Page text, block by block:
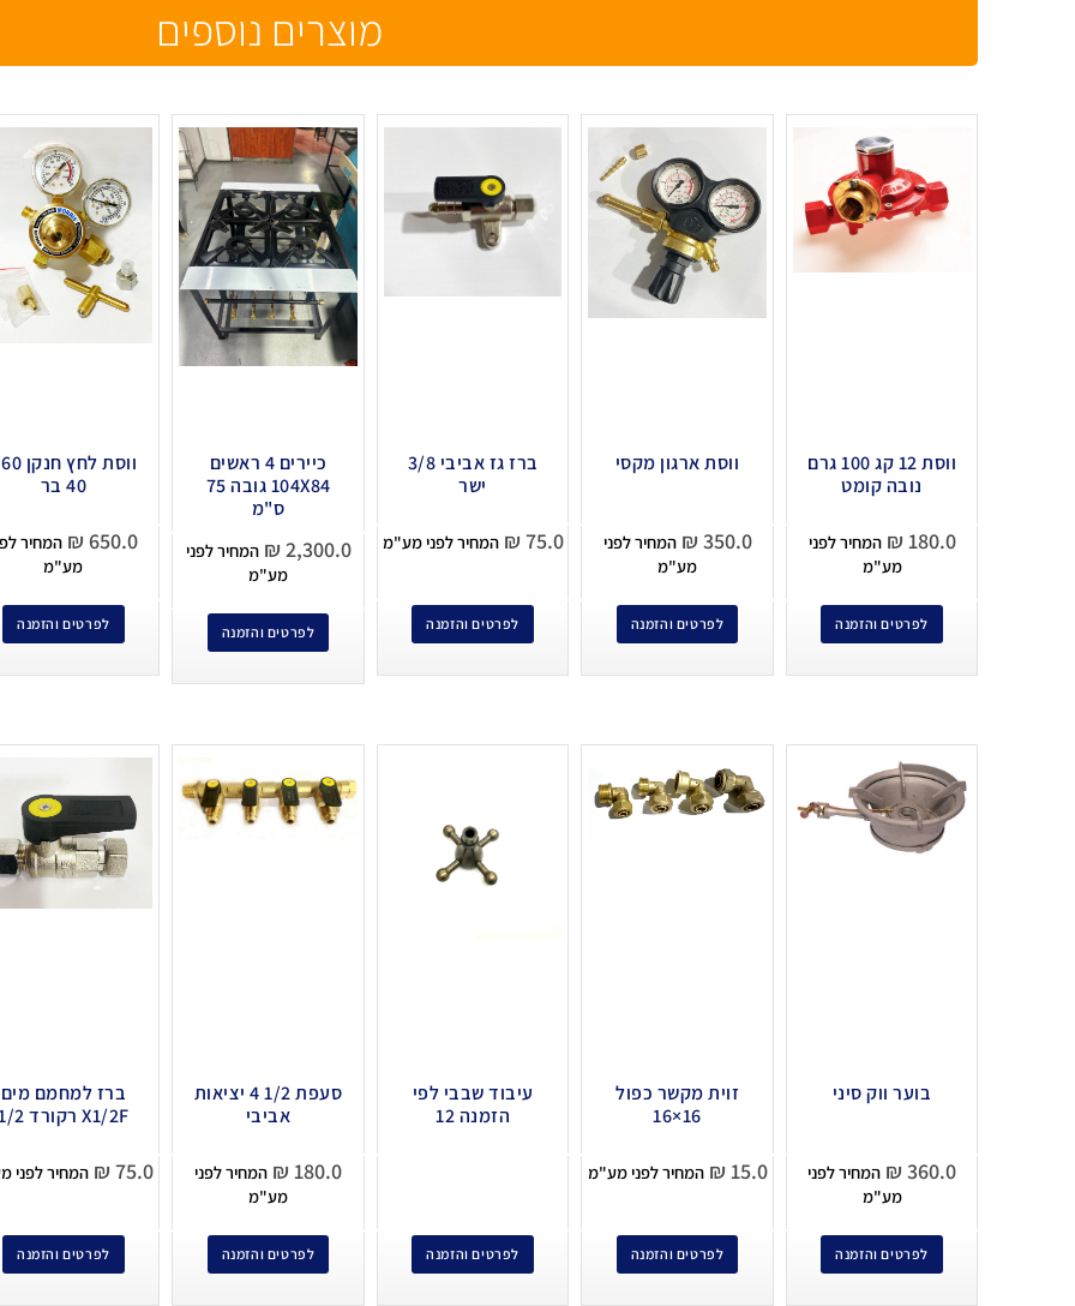
מוצרים נוספים
ווסת 12 קג 100 גרם
נובה קומט
₪ 180.0
המחיר לפני
מע"מ
לפרטים והזמנה
ווסת ארגון מקסי
₪ 350.0
המחיר לפני
מע"מ
לפרטים והזמנה
ברז גז אביבי 3/8
ישר
₪ 75.0 המחיר לפני מע"מ
לפרטים והזמנה
כיירים 4 ראשים
104X84 גובה 75
ס"מ
₪ 2,300.0
המחיר לפני
מע"מ
לפרטים והזמנה
40 בר
₪ 650.0
המחיר
מע"מ
לפרטים והזמנה
בוער ווק סיני
₪ 360.0
המחיר לפני
מע"מ
לפרטים והזמנה
זוית מקשר כפול
16×16
₪ 15.0 המחיר לפני מע"מ
לפרטים והזמנה
עיבוד שבבי לפי
הזמנה 12
לפרטים והזמנה
סעפת 1/2 4 יציאות
אביבי
₪ 180.0
המחיר לפני
מע"מ
לפרטים והזמנה
ברז למחמם מים
X1/2F רקורד 1/2
₪ 75.0 המחיר לפני
לפרטים והזמנה